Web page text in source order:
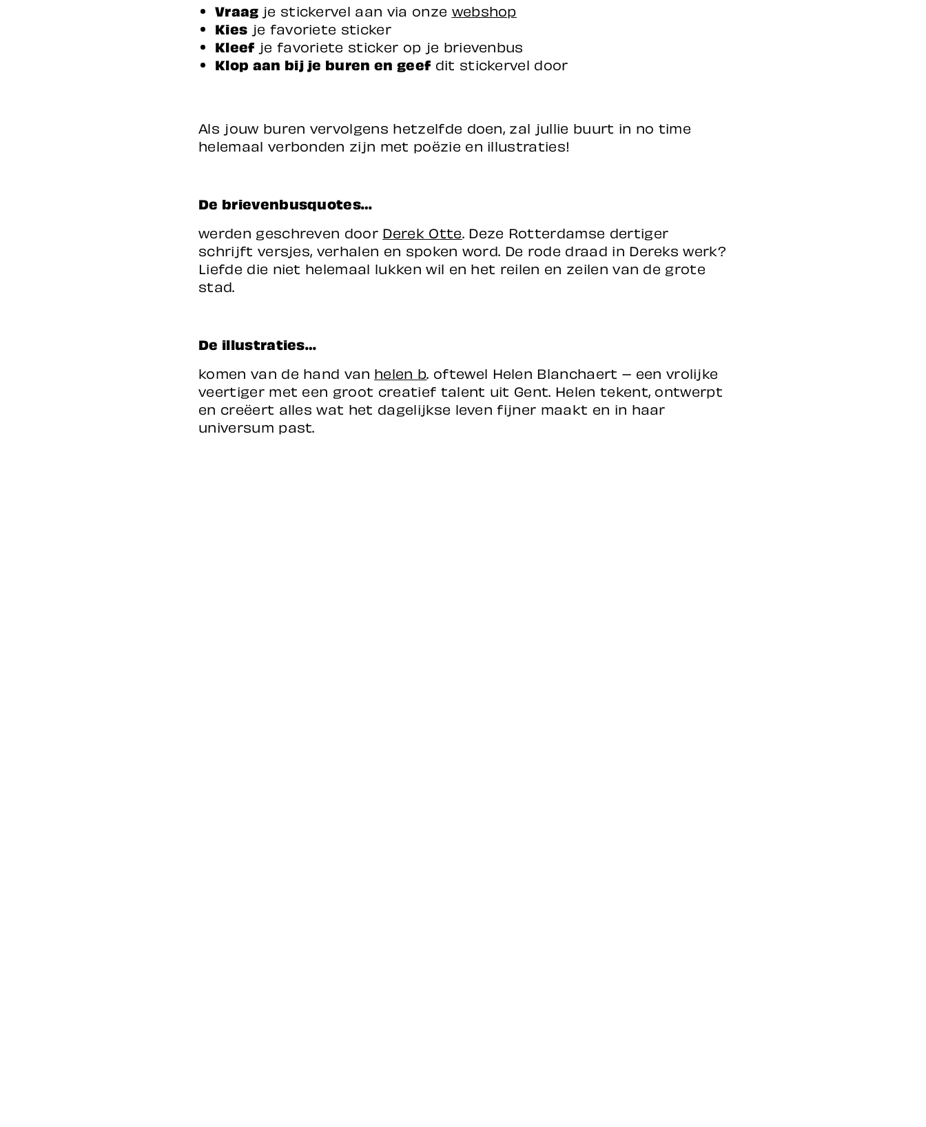
Vraag je stickervel aan via onze webshop
Kies je favoriete sticker
Kleef je favoriete sticker op je brievenbus
Klop aan bij je buren en geef dit stickervel door
Als jouw buren vervolgens hetzelfde doen, zal jullie buurt in no time
helemaal verbonden zijn met poëzie en illustraties!
De brievenbusquotes…
werden geschreven door Derek Otte. Deze Rotterdamse dertiger
schrijft versjes, verhalen en spoken word. De rode draad in Dereks werk?
Liefde die niet helemaal lukken wil en het reilen en zeilen van de grote
stad.
De illustraties…
komen van de hand van helen b. oftewel Helen Blanchaert – een vrolijke
veertiger met een groot creatief talent uit Gent. Helen tekent, ontwerpt
en creëert alles wat het dagelijkse leven fijner maakt en in haar
universum past.